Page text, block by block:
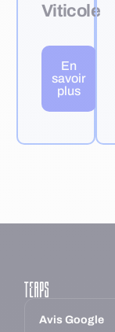
Viticole
En
savoir
plus
Avis Google